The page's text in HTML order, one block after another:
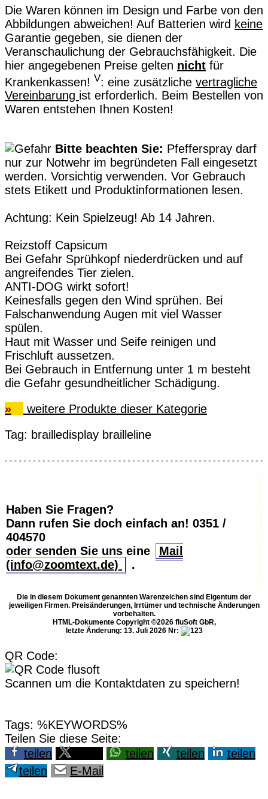
Die Waren können im Design und Farbe von den
Abbildungen abweichen! Auf Batterien wird keine
Garantie gegeben, sie dienen der
Veranschaulichung der Gebrauchsfähigkeit. Die
hier angegebenen Preise gelten nicht für
Krankenkassen! V: eine zusätzliche vertragliche
Vereinbarung ist erforderlich. Beim Bestellen von
Waren entstehen Ihnen Kosten!
Bitte beachten Sie: Pfefferspray darf
nur zur Notwehr im begründeten Fall eingesetzt
werden. Vorsichtig verwenden. Vor Gebrauch
stets Etikett und Produktinformationen lesen.
Achtung: Kein Spielzeug! Ab 14 Jahren.
Reizstoff Capsicum
Bei Gefahr Sprühkopf niederdrücken und auf
angreifendes Tier zielen.
ANTI-DOG wirkt sofort!
Keinesfalls gegen den Wind sprühen. Bei
Falschanwendung Augen mit viel Wasser
spülen.
Haut mit Wasser und Seife reinigen und
Frischluft aussetzen.
Bei Gebrauch in Entfernung unter 1 m besteht
die Gefahr gesundheitlicher Schädigung.
»
weitere Produkte dieser Kategorie
Tag: brailledisplay brailleline
Haben Sie Fragen?
Dann rufen Sie doch einfach an! 0351 /
404570
oder senden Sie uns eine
Mail
(info@zoomtext.de)
.
Die in diesem Dokument genannten Warenzeichen sind Eigentum der
jeweiligen Firmen. Preisänderungen, Irrtümer und technische Änderungen
vorbehalten.
HTML-Dokumente Copyright ©2026 fluSoft GbR,
letzte Änderung: 13. Juli 2026 Nr:
QR Code:
Scannen um die Kontaktdaten zu speichern!
Tags: %KEYWORDS%
Teilen Sie diese Seite:
teilen
teilen teilen
teilen
teilen
E-Mail